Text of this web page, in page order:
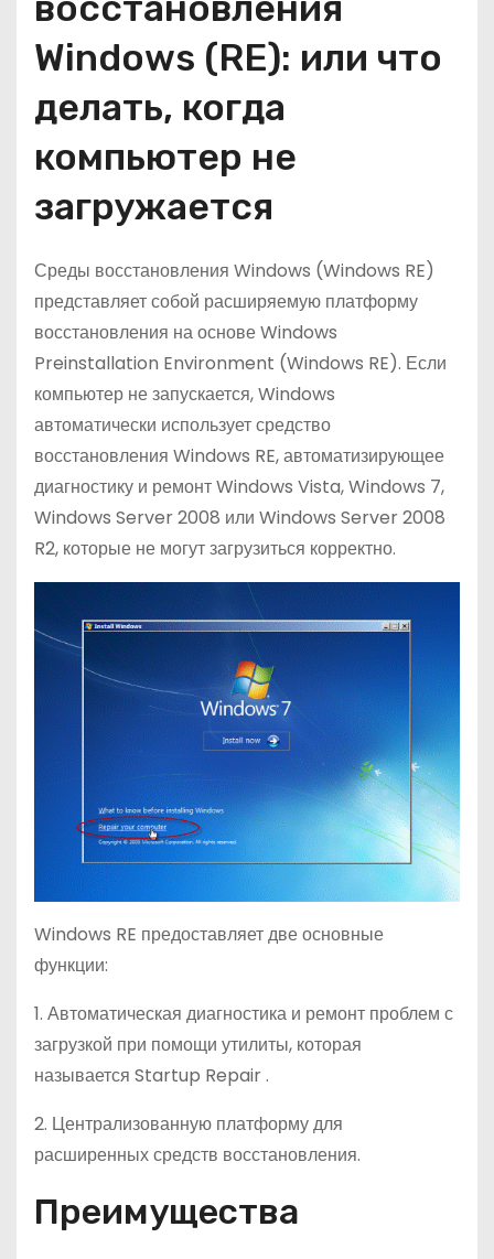
Windows (RE): или что
делать, когда
компьютер не
загружается
Среды восстановления Windows (Windows RE)
представляет собой расширяемую платформу
восстановления на основе Windows
Preinstallation Environment (Windows RE). Если
компьютер не запускается, Windows
автоматически использует средство
восстановления Windows RE, автоматизирующее
диагностику и ремонт Windows Vista, Windows 7,
Windows Server 2008 или Windows Server 2008
R2, которые не могут загрузиться корректно.
Windows RE предоставляет две основные
функции:
1. Автоматическая диагностика и ремонт проблем с
загрузкой при помощи утилиты, которая
называется Startup Repair .
2. Централизованную платформу для
расширенных средств восстановления.
Преимущества